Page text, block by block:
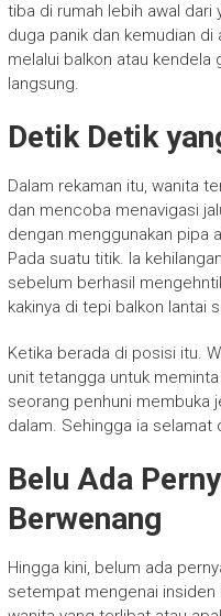
tiba di rumah lebih awal dari
duga panik dan kemudian di
melalui balkon atau kendela
langsung.
Detik Detik
Dalam rekaman itu, wanita
dan mencoba menavigasi
dengan menggunakan pipa
Pada suatu titik. Ia
sebelum berhasil
kakinya di tepi balkon lantai
Ketika berada di posisi itu.
unit tetangga untuk
seorang penhuni membuka
dalam. Sehingga ia selamat
Belu Ada
Berwenang
Hingga kini, belum ada
setempat mengenai insiden